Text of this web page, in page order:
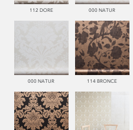
112 DORE 000 NATUR
000 NATUR 114 BRONCE